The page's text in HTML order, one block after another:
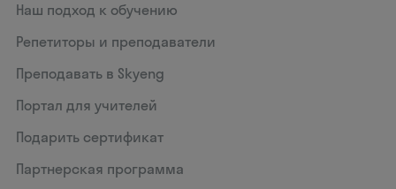
Наш подход к обучению
Репетиторы и преподаватели
Преподавать в Skyeng
Портал для учителей
Подарить сертификат
Партнерская программа